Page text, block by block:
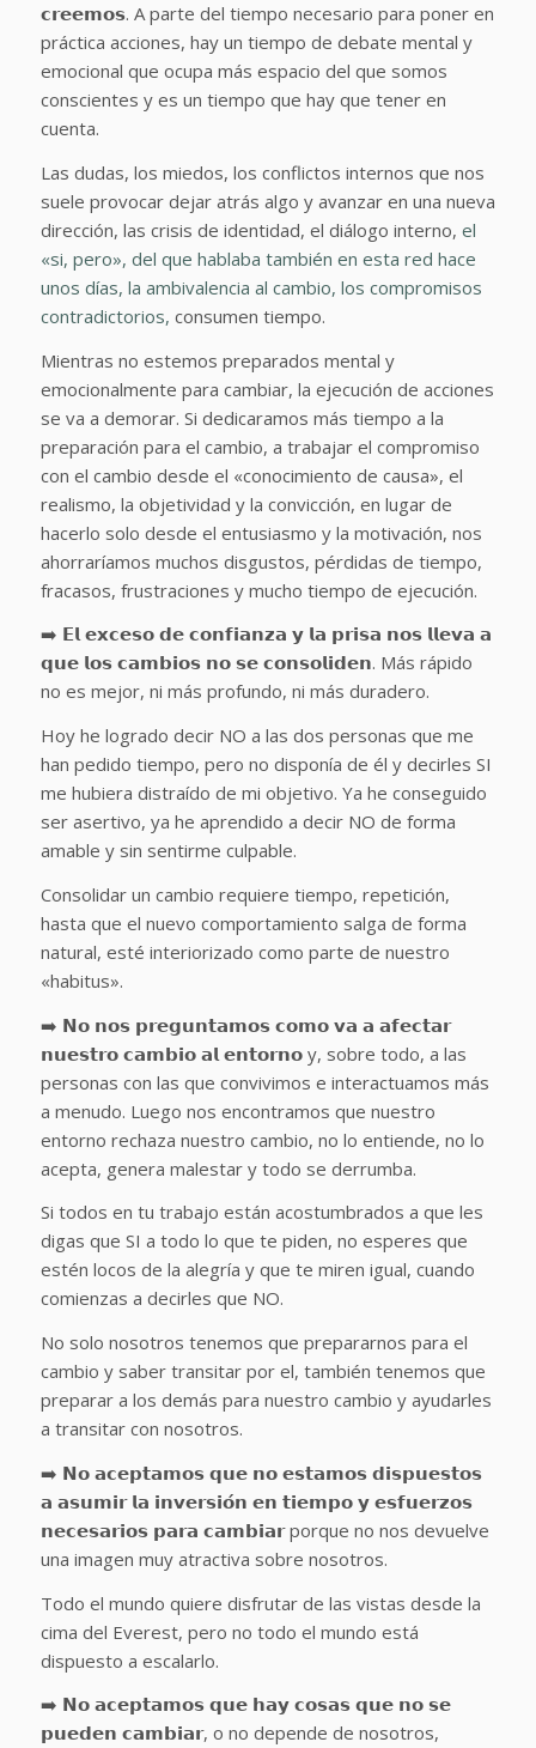
𝗰𝗿𝗲𝗲𝗺𝗼𝘀. A parte del tiempo necesario para poner en
práctica acciones, hay un tiempo de debate mental y
emocional que ocupa más espacio del que somos
conscientes y es un tiempo que hay que tener en
cuenta.
Las dudas, los miedos, los conflictos internos que nos
suele provocar dejar atrás algo y avanzar en una nueva
dirección, las crisis de identidad, el diálogo interno, el
«si, pero», del que hablaba también en esta red hace
unos días, la ambivalencia al cambio, los compromisos
contradictorios, consumen tiempo.
Mientras no estemos preparados mental y
emocionalmente para cambiar, la ejecución de acciones
se va a demorar. Si dedicaramos más tiempo a la
preparación para el cambio, a trabajar el compromiso
con el cambio desde el «conocimiento de causa», el
realismo, la objetividad y la convicción, en lugar de
hacerlo solo desde el entusiasmo y la motivación, nos
ahorraríamos muchos disgustos, pérdidas de tiempo,
fracasos, frustraciones y mucho tiempo de ejecución.
➡️ 𝗘𝗹 𝗲𝘅𝗰𝗲𝘀𝗼 𝗱𝗲 𝗰𝗼𝗻𝗳𝗶𝗮𝗻𝘇𝗮 𝘆 𝗹𝗮 𝗽𝗿𝗶𝘀𝗮 𝗻𝗼𝘀 𝗹𝗹𝗲𝘃𝗮 𝗮
𝗾𝘂𝗲 𝗹𝗼𝘀 𝗰𝗮𝗺𝗯𝗶𝗼𝘀 𝗻𝗼 𝘀𝗲 𝗰𝗼𝗻𝘀𝗼𝗹𝗶𝗱𝗲𝗻. Más rápido
no es mejor, ni más profundo, ni más duradero.
Hoy he logrado decir NO a las dos personas que me
han pedido tiempo, pero no disponía de él y decirles SI
me hubiera distraído de mi objetivo. Ya he conseguido
ser asertivo, ya he aprendido a decir NO de forma
amable y sin sentirme culpable.
Consolidar un cambio requiere tiempo, repetición,
hasta que el nuevo comportamiento salga de forma
natural, esté interiorizado como parte de nuestro
«habitus».
➡️ 𝗡𝗼 𝗻𝗼𝘀 𝗽𝗿𝗲𝗴𝘂𝗻𝘁𝗮𝗺𝗼𝘀 𝗰𝗼𝗺𝗼 𝘃𝗮 𝗮 𝗮𝗳𝗲𝗰𝘁𝗮𝗿
𝗻𝘂𝗲𝘀𝘁𝗿𝗼 𝗰𝗮𝗺𝗯𝗶𝗼 𝗮𝗹 𝗲𝗻𝘁𝗼𝗿𝗻𝗼 y, sobre todo, a las
personas con las que convivimos e interactuamos más
a menudo. Luego nos encontramos que nuestro
entorno rechaza nuestro cambio, no lo entiende, no lo
acepta, genera malestar y todo se derrumba.
Si todos en tu trabajo están acostumbrados a que les
digas que SI a todo lo que te piden, no esperes que
estén locos de la alegría y que te miren igual, cuando
comienzas a decirles que NO.
No solo nosotros tenemos que prepararnos para el
cambio y saber transitar por el, también tenemos que
preparar a los demás para nuestro cambio y ayudarles
a transitar con nosotros.
➡️ 𝗡𝗼 𝗮𝗰𝗲𝗽𝘁𝗮𝗺𝗼𝘀 𝗾𝘂𝗲 𝗻𝗼 𝗲𝘀𝘁𝗮𝗺𝗼𝘀 𝗱𝗶𝘀𝗽𝘂𝗲𝘀𝘁𝗼𝘀
𝗮 𝗮𝘀𝘂𝗺𝗶𝗿 𝗹𝗮 𝗶𝗻𝘃𝗲𝗿𝘀𝗶𝗼́𝗻 𝗲𝗻 𝘁𝗶𝗲𝗺𝗽𝗼 𝘆 𝗲𝘀𝗳𝘂𝗲𝗿𝘇𝗼𝘀
𝗻𝗲𝗰𝗲𝘀𝗮𝗿𝗶𝗼𝘀 𝗽𝗮𝗿𝗮 𝗰𝗮𝗺𝗯𝗶𝗮𝗿 porque no nos devuelve
una imagen muy atractiva sobre nosotros.
Todo el mundo quiere disfrutar de las vistas desde la
cima del Everest, pero no todo el mundo está
dispuesto a escalarlo.
➡️ 𝗡𝗼 𝗮𝗰𝗲𝗽𝘁𝗮𝗺𝗼𝘀 𝗾𝘂𝗲 𝗵𝗮𝘆 𝗰𝗼𝘀𝗮𝘀 𝗾𝘂𝗲 𝗻𝗼 𝘀𝗲
𝗽𝘂𝗲𝗱𝗲𝗻 𝗰𝗮𝗺𝗯𝗶𝗮𝗿, o no depende de nosotros,